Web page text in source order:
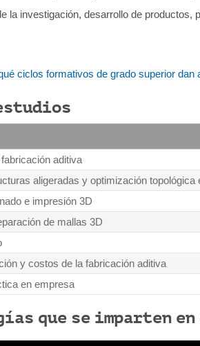
la investigación, desarrollo de
ciclos formativos de grado superior dan
aditiva
aligeradas y optimización topológica
e impresión 3D
de mallas 3D
y costos de la fabricación aditiva
en empresa
que se imparten